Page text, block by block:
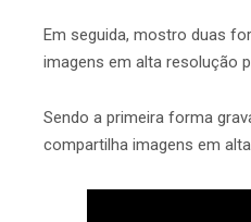
Em seguida, mostro duas
imagens em alta resolução
Sendo a primeira forma
compartilha imagens em